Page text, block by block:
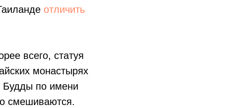
отличить
всего, статуя
монастырях
Будды по имени
смешиваются.